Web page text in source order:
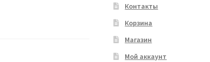
Контакты
Корзина
Магазин
Мой аккаунт